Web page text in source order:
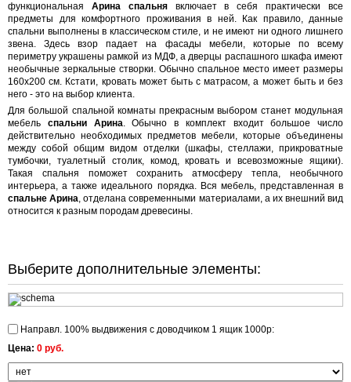
функциональная Арина спальнявключает в себя практически все
предметы для комфортного проживания в ней. Как правило, данные
спальни выполнены в классическом стиле, и не имеют ни одного лишнего
звена. Здесь взор падает на фасады мебели, которые по всему
периметру украшены рамкой из МДФ, а дверцы распашного шкафа имеют
необычные зеркальные створки. Обычно спальное место имеет размеры
160х200 см. Кстати, кровать может быть с матрасом, а может быть и без
него - это на выбор клиента.
Для большой спальной комнаты прекрасным выбором станет модульная
мебель спальни Арина. Обычно в комплект входит большое число
действительно необходимых предметов мебели, которые объединены
между собой общим видом отделки (шкафы, стеллажи, прикроватные
тумбочки, туалетный столик, комод, кровать и всевозможные ящики).
Такая спальня поможет сохранить атмосферу тепла, необычного
интерьера, а также идеального порядка. Вся мебель, представленная в
спальне Арина, отделана современными материалами, а их внешний вид
относится к разным породам древесины.
Выберите дополнительные элементы:
Направл. 100% выдвижения с доводчиком 1 ящик 1000р:
Цена: 0 руб.